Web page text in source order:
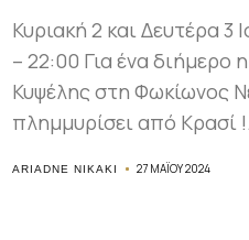
Κυριακή 2 και Δευτέρα 3
– 22:00 Για ένα διήμερο
Κυψέλης στη Φωκίωνος
πλημμυρίσει από Κρασί
ARIADNE NIKAKI 27 ΜΑΪ́ΟΥ 2024